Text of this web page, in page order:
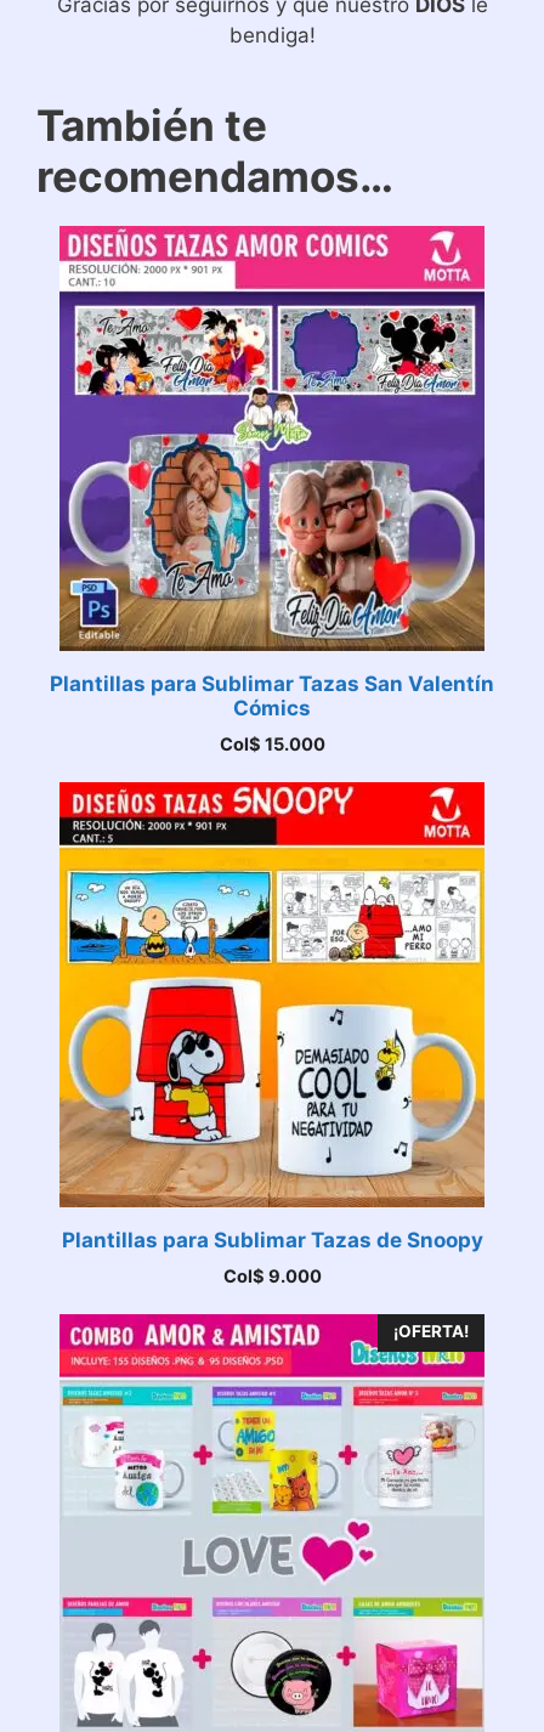
Gracias por seguirnos y que nuestro DIOSle
bendiga!
También te
recomendamos…
Plantillas para Sublimar Tazas San Valentín
Cómics
Col$ 15.000
Plantillas para Sublimar Tazas de Snoopy
Col$ 9.000
¡OFERTA!